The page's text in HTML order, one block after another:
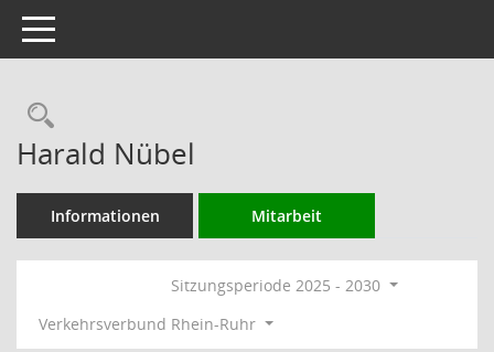
Toggle navigation
Rechercheauswahl
Harald Nübel
Informationen Mitarbeit
Sitzungsperiode 2025 - 2030
Verkehrsverbund Rhein-Ruhr